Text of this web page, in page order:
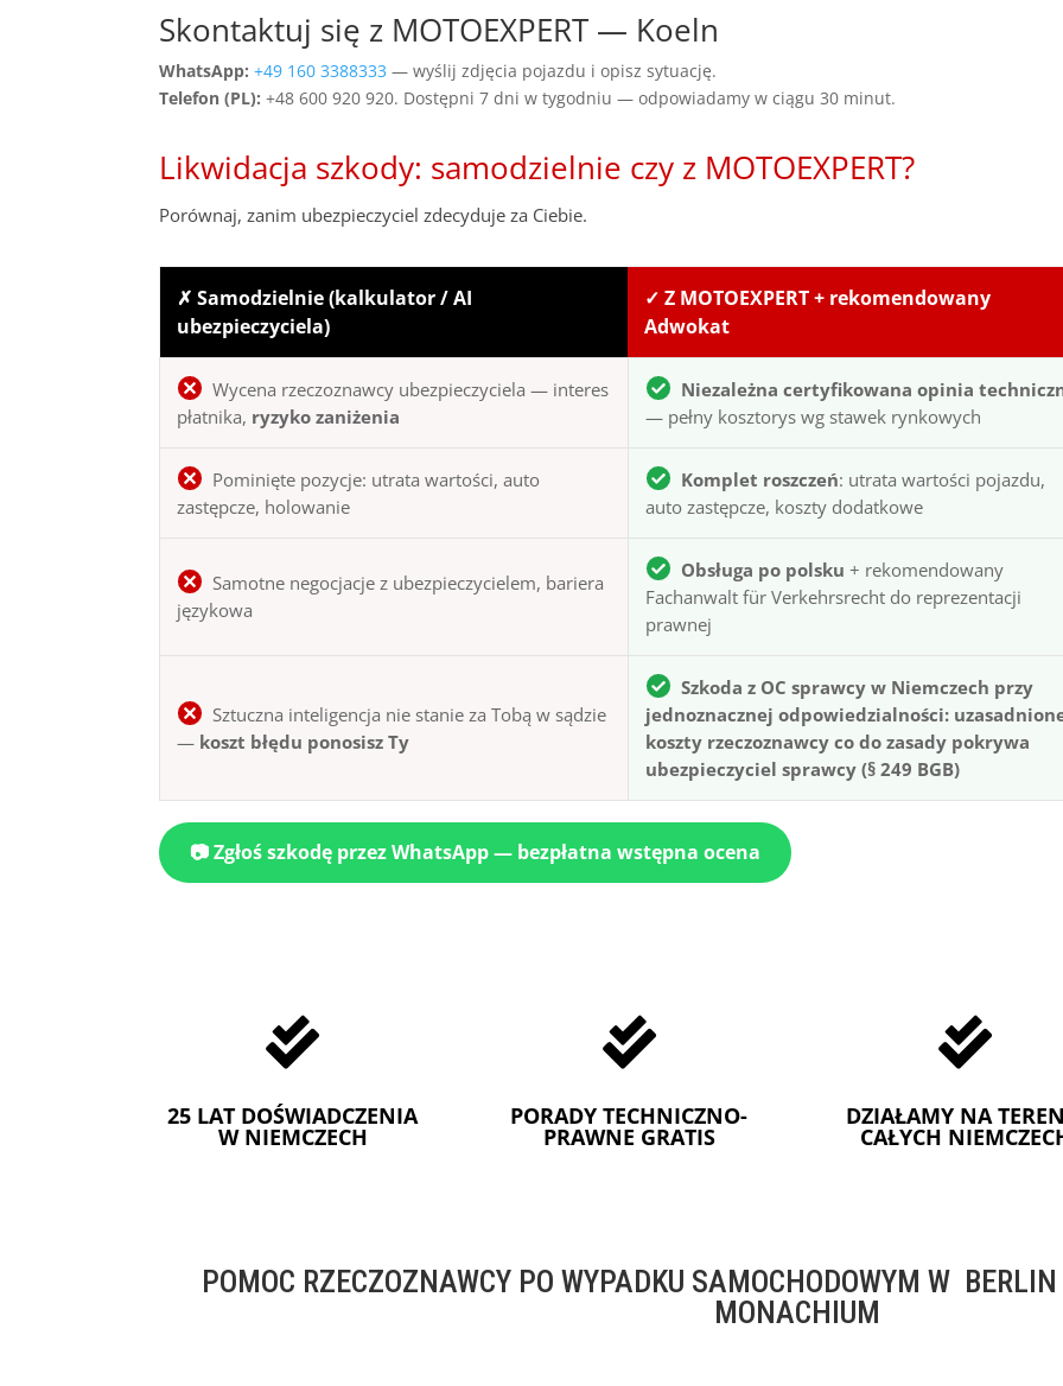
Skontaktuj się z MOTOEXPERT — Koeln
WhatsApp: +49 160 3388333 — wyślij zdjęcia pojazdu i opisz sytuację.
Telefon (PL): +48 600 920 920. Dostępni 7 dni w tygodniu — odpowiadamy w ciągu 30 minut.
Likwidacja szkody: samodzielnie czy z MOTOEXPERT?
Porównaj, zanim ubezpieczyciel zdecyduje za Ciebie.
✗ Samodzielnie (kalkulator / AI
ubezpieczyciela)
✓ Z MOTOEXPERT + rekomendowany
Adwokat
Wycena rzeczoznawcy ubezpieczyciela — interes
płatnika, ryzyko zaniżenia
Niezależna certyfikowana opinia
— pełny kosztorys wg stawek rynkowych
Pominięte pozycje: utrata wartości, auto
zastępcze, holowanie
Komplet roszczeń: utrata wartości pojazdu,
auto zastępcze, koszty dodatkowe
Samotne negocjacje z ubezpieczycielem, bariera
językowa
Obsługa po polsku + rekomendowany
Fachanwalt für Verkehrsrecht do reprezentacji
prawnej
Sztuczna inteligencja nie stanie za Tobą w sądzie
— koszt błędu ponosisz Ty
Szkoda z OC sprawcy w Niemczech przy
jednoznacznej odpowiedzialności:
koszty rzeczoznawcy co do zasady pokrywa
ubezpieczyciel sprawcy (§ 249 BGB)
📷 Zgłoś szkodę przez WhatsApp — bezpłatna wstępna ocena

25 LAT DOŚWIADCZENIA
W NIEMCZECH

PORADY TECHNICZNO-
PRAWNE GRATIS

DZIAŁAMY NA
CAŁYCH
POMOC RZECZOZNAWCY PO WYPADKU SAMOCHODOWYM W
MONACHIUM